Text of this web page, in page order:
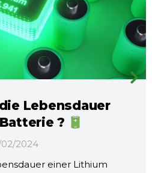
Lebensdauer
?
02/2024
einer Lithium